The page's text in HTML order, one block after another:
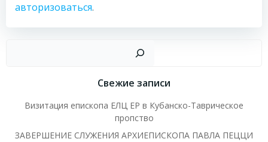
авторизоваться.
Свежие записи
Визитация епископа ЕЛЦ ЕР в Кубанско-Таврическое
пропство
ЗАВЕРШЕНИЕ СЛУЖЕНИЯ АРХИЕПИСКОПА ПАВЛА ПЕЦЦИ